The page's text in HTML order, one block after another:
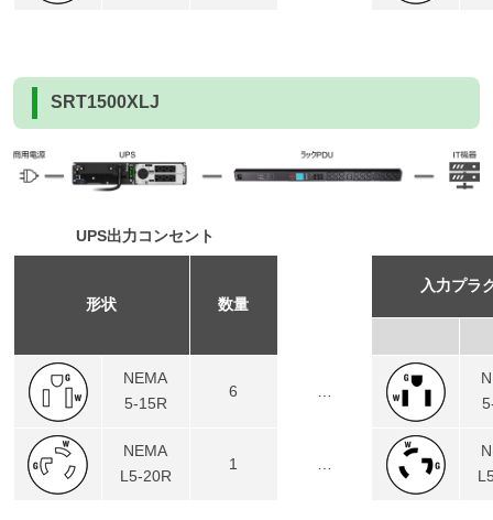
SRT1500XLJ
UPS出力コンセント
形状 数量
入力プラ
NEMA
5-15R
6
NEMA
L5-20R
1